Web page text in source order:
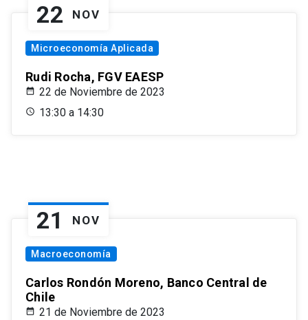
22 NOV
Microeconomía Aplicada
Rudi Rocha, FGV EAESP
22 de Noviembre de 2023
13:30 a 14:30
21 NOV
Macroeconomía
Carlos Rondón Moreno, Banco Central de
Chile
21 de Noviembre de 2023